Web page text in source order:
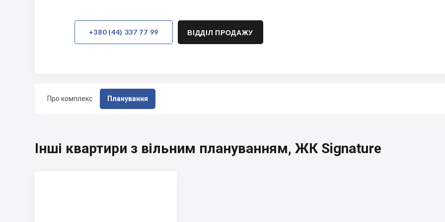
Про комплекс Планування
+380 (44) 337 77 99 ВІДДІЛ ПРОДАЖУ
Інші квартири з вільним плануванням, ЖК Signature